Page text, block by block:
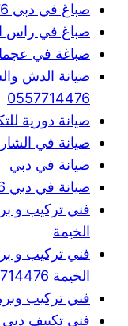
صباغ في دبي 0557714476
صباغ في راس الخيمة
صباغة في عجمان
صيانة الدش
0557714476
صيانة دورية
صيانة في الشارقة
صيانة في دبي
صيانة في دبي 0557714476
فني تركيب و
الخيمة
فني تركيب و
الخيمة 0557714476
فني تركيب وبرمجة
فني تكييف دبي 0557714476